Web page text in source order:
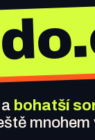
bohatší
mnohem